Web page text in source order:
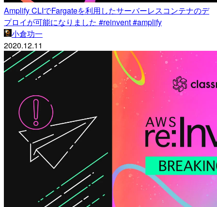
Amplify CLIでFargateを利用したサーバーレスコンテナのデ
プロイが可能になりました #reinvent #amplify
小倉功一
2020.12.11